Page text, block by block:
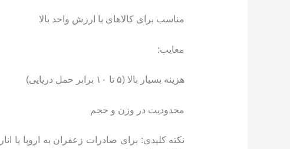
مناسب برای کالاهای با ارزش واحد بالا
معایب:
هزینه بسیار بالا (۵ تا ۱۰ برابر حمل دریایی)
محدودیت در وزن و حجم
نکته کلیدی: برای صادرات زعفران به اروپا یا